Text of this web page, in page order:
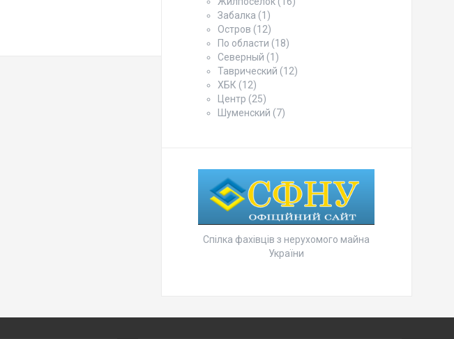
Забалка (1)
Остров (12)
По области (18)
Северный (1)
Таврический (12)
ХБК (12)
Центр (25)
Шуменский (7)
Спілка фахівців з нерухомого майна
України